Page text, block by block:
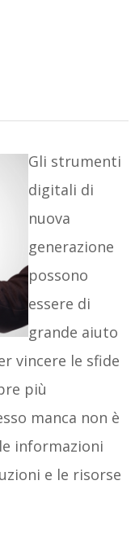
Gli strumenti
digitali di
nuova
generazione
possono
essere di
grande aiuto
vincere le sfide
più
manca non è
informazioni
e le risorse